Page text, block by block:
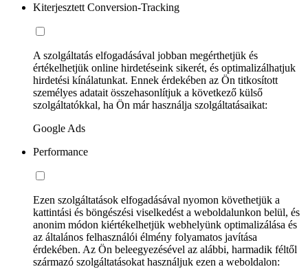
Kiterjesztett Conversion-Tracking
A szolgáltatás elfogadásával jobban megérthetjük és
értékelhetjük online hirdetéseink sikerét, és optimalizálhatjuk
hirdetési kínálatunkat. Ennek érdekében az Ön titkosított
személyes adatait összehasonlítjuk a következő külső
szolgáltatókkal, ha Ön már használja szolgáltatásaikat:
Google Ads
Performance
Ezen szolgáltatások elfogadásával nyomon követhetjük a
kattintási és böngészési viselkedést a weboldalunkon belül, és
anonim módon kiértékelhetjük webhelyünk optimalizálása és
az általános felhasználói élmény folyamatos javítása
érdekében. Az Ön beleegyezésével az alábbi, harmadik féltől
származó szolgáltatásokat használjuk ezen a weboldalon: